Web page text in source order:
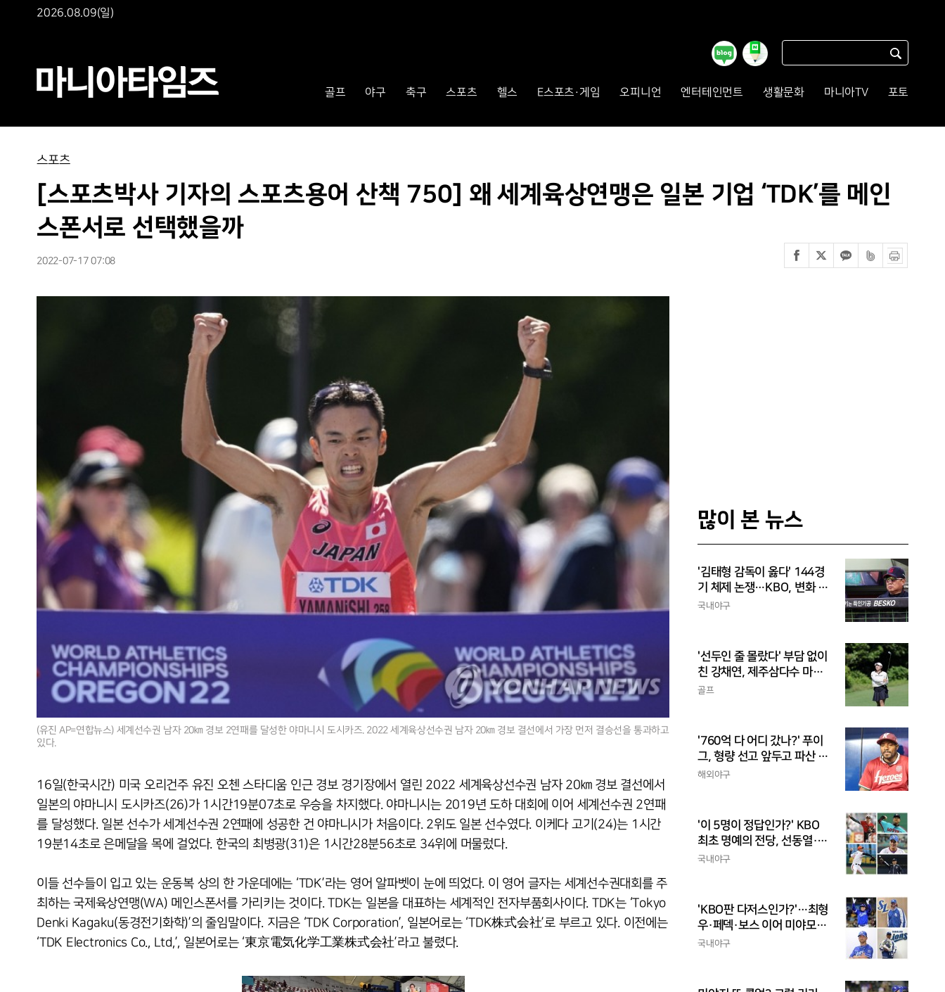
2026.08.09(일)
골프 야구 축구 스포츠 헬스 E스포츠·게임 오피니언 엔터테인먼트 생활문화 마니아TV 포토
스포츠
[스포츠박사 기자의 스포츠용어 산책 750] 왜 세계육상연맹은 일본 기업 ‘TDK’를 메인
스폰서로 선택했을까
2022-07-17 07:08
(유진 AP=연합뉴스) 세계선수권 남자 20㎞ 경보 2연패를 달성한 야마니시 도시카즈. 2022 세계육상선수권 남자 20㎞ 경보 결선에서 가장 먼저 결승선을 통과하고
있다.
16일(한국시간) 미국 오리건주 유진 오첸 스타디움 인근 경보 경기장에서 열린 2022 세계육상선수권 남자 20㎞ 경보 결선에서
일본의 야마니시 도시카즈(26)가 1시간19분07초로 우승을 차지했다. 야마니시는 2019년 도하 대회에 이어 세계선수권 2연패
를 달성했다. 일본 선수가 세계선수권 2연패에 성공한 건 야마니시가 처음이다. 2위도 일본 선수였다. 이케다 고기(24)는 1시간
19분14초로 은메달을 목에 걸었다. 한국의 최병광(31)은 1시간28분56초로 34위에 머물렀다.
이들 선수들이 입고 있는 운동복 상의 한 가운데에는 ‘TDK’라는 영어 알파벳이 눈에 띄었다. 이 영어 글자는 세계선수권대회를 주
최하는 국제육상연맹(WA) 메인스폰서를 가리키는 것이다. TDK는 일본을 대표하는 세계적인 전자부품회사이다. TDK는 ‘Tokyo
Denki Kagaku(동경전기화학)’의 줄임말이다. 지금은 ‘TDK Corporation’, 일본어로는 ‘TDK株式会社’로 부르고 있다. 이전에는
‘TDK Electronics Co., Ltd,’, 일본어로는 ‘東京電気化学工業株式会社’라고 불렸다.
많이 본 뉴스
'김태형 감독이 옳다' 144경
기 체제 논쟁…KBO, 변화 고
민해야, 환경에 맞는 경기 수
국내야구
'선두인 줄 몰랐다' 부담 없이
친 강채연, 제주삼다수 마스
터스 2R 단독 선두
골프
'760억 다 어디 갔나?' 푸이
그, 형량 선고 앞두고 파산 신
청
해외야구
'이 5명이 정답인가?' KBO
최초 명예의 전당, 선동열·최
동원·이승엽·송진우·김응용
국내야구
'KBO판 다저스인가?'…최형
우·페덱·보스 이어 미야모리
까지, 삼성의 '스펙 만렙' 승부
국내야구